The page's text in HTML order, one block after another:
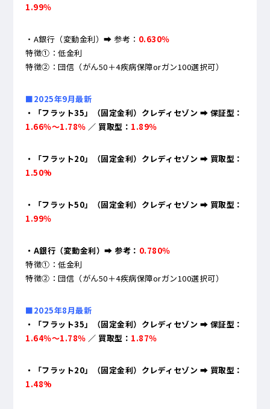
1.99％
・A銀行（変動金利）➡ 参考： 0.630％
特徴①：低金利
特徴②：団信（がん50＋4疾病保障orガン100選択可）
■2025年9月最新
・「フラット35」（固定金利）クレディセゾン ➡ 保証型：
1.66％～1.78％ ／ 買取型： 1.89％
・「フラット20」（固定金利）クレディセゾン ➡ 買取型：
1.50%
・「フラット50」（固定金利）クレディセゾン ➡ 買取型：
1.99％
・A銀行（変動金利）➡ 参考： 0.780％
特徴①：低金利
特徴②：団信（がん50＋4疾病保障orガン100選択可）
■2025年8月最新
・「フラット35」（固定金利）クレディセゾン ➡ 保証型：
1.64％～1.78％ ／ 買取型： 1.87％
・「フラット20」（固定金利）クレディセゾン ➡ 買取型：
1.48%